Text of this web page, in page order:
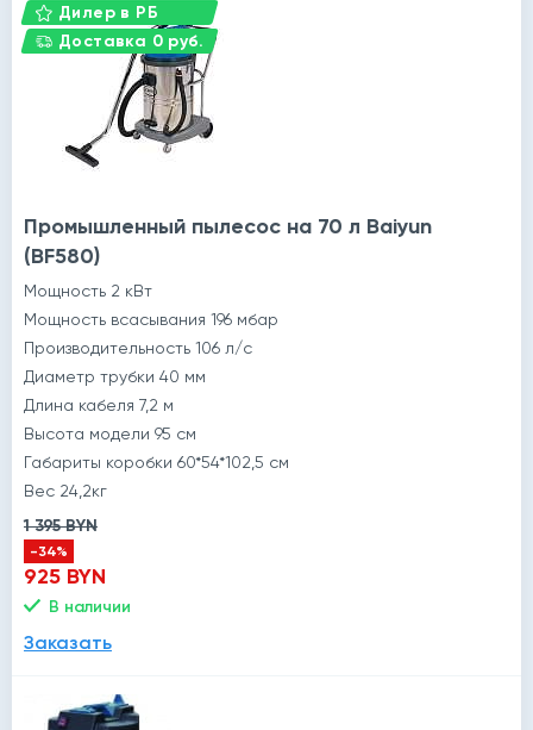
Дилер в РБ
Доставка 0 руб.
Промышленный пылесос на 70 л Baiyun
(BF580)
Мощность 2 кВт
Мощность всасывания 196 мбар
Производительность 106 л/с
Диаметр трубки 40 мм
Длина кабеля 7,2 м
Высота модели 95 см
Габариты коробки 60*54*102,5 см
Вес 24,2кг
1 395 BYN
-34%
925 BYN
В наличии
Заказать